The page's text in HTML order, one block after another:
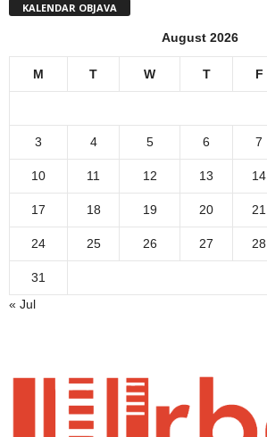
KALENDAR OBJAVA
August 2026
M T W T F
3 4 5 6 7
10 11 12 13 14
17 18 19 20 21
24 25 26 27 28
31
« Jul